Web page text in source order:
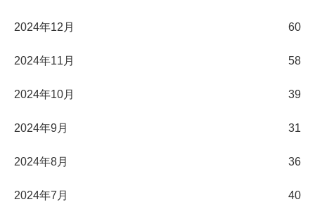
2024年12月 60
2024年11月 58
2024年10月 39
2024年9月 31
2024年8月 36
2024年7月 40